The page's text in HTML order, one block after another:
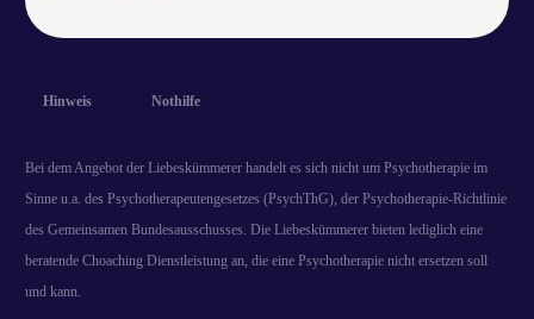
Hinweis Nothilfe
Bei dem Angebot der Liebeskümmerer handelt es sich nicht um Psychotherapie im
Sinne u.a. des Psychotherapeutengesetzes (PsychThG), der Psychotherapie-Richtlinie
des Gemeinsamen Bundesausschusses. Die Liebeskümmerer bieten lediglich eine
beratende Choaching Dienstleistung an, die eine Psychotherapie nicht ersetzen soll
und kann.